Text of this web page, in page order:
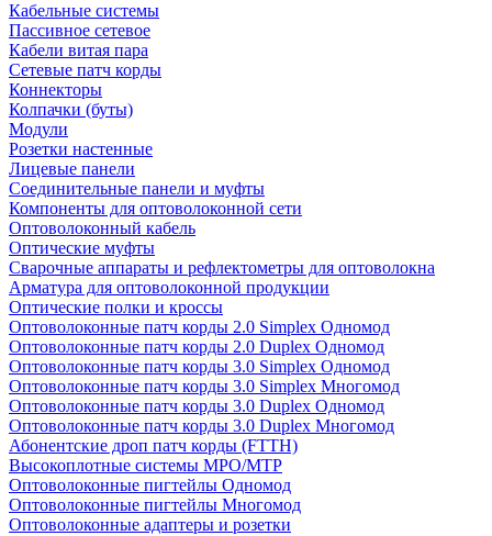
Кабельные системы
Пассивное сетевое
Кабели витая пара
Сетевые патч корды
Коннекторы
Колпачки (буты)
Модули
Розетки настенные
Лицевые панели
Соединительные панели и муфты
Компоненты для оптоволоконной сети
Оптоволоконный кабель
Оптические муфты
Сварочные аппараты и рефлектометры для оптоволокна
Арматура для оптоволоконной продукции
Оптические полки и кроссы
Оптоволоконные патч корды 2.0 Simplex Одномод
Оптоволоконные патч корды 2.0 Duplex Одномод
Оптоволоконные патч корды 3.0 Simplex Одномод
Оптоволоконные патч корды 3.0 Simplex Многомод
Оптоволоконные патч корды 3.0 Duplex Одномод
Оптоволоконные патч корды 3.0 Duplex Многомод
Абонентские дроп патч корды (FTTH)
Высокоплотные системы MPO/MTP
Оптоволоконные пигтейлы Одномод
Оптоволоконные пигтейлы Многомод
Оптоволоконные адаптеры и розетки